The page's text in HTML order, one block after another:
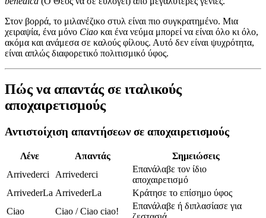
Στον βορρά, το μιλανέζικο στυλ είναι πιο συγκρατημένο. Μια
χειραψία, ένα μόνο Ciao και ένα νεύμα μπορεί να είναι όλο κι όλο,
ακόμα και ανάμεσα σε καλούς φίλους. Αυτό δεν είναι ψυχρότητα,
είναι απλώς διαφορετικό πολιτισμικό ύφος.
Πώς να απαντάς σε ιταλικούς
αποχαιρετισμούς
Αντιστοίχιση απαντήσεων σε αποχαιρετισμούς
Λένε Απαντάς
Σημειώσεις
Arrivederci Arrivederci
Επανάλαβε τον ίδιο
αποχαιρετισμό
ArrivederLa ArrivederLa
Κράτησε το επίσημο ύφος
Ciao
Ciao / Ciao ciao!
Επανάλαβε ή διπλασίασε για